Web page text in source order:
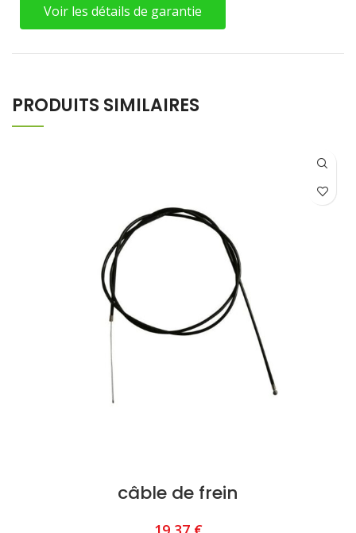
Voir les détails de garantie
PRODUITS SIMILAIRES
câble de frein